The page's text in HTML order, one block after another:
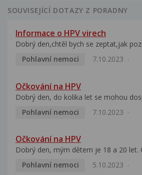
SOUVISEJÍCÍ DOTAZY Z PORADNY
Informace o HPV virech
Dobrý den,chtěl bych se zeptat,jak
Pohlavní nemoci
7.10.2023
Očkování na HPV
Dobrý den, do kolika let se mohou
Pohlavní nemoci
7.10.2023
Očkování na HPV
Dobrý den, mým dětem je 18 a 20 let.
Pohlavní nemoci
5.10.2023